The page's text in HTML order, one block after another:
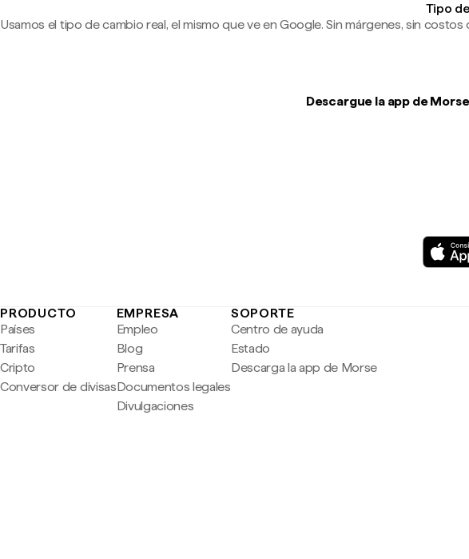
Tipo
Usamos el tipo de cambio real, el mismo que ve en Google. Sin márgenes, sin costos
Descargue la app de
PRODUCTO
Países
Tarifas
Cripto
Conversor de divisas
EMPRESA
Empleo
Blog
Prensa
Documentos legales
Divulgaciones
SOPORTE
Centro de ayuda
Estado
Descarga la app de Morse